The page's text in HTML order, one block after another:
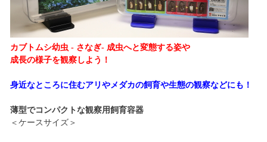
カブトムシ幼虫 - さなぎ- 成虫へと変態する姿や
成長の様子を観察しよう！
身近なところに住むアリやメダカの飼育や生態の観察などにも！
薄型でコンパクトな観察用飼育容器
＜ケースサイズ＞